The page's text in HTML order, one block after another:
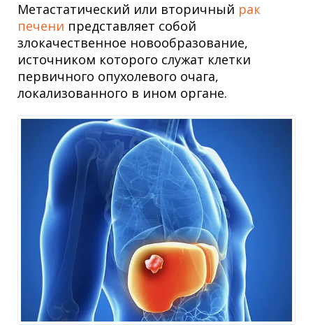
Метастатический или вторичный рак
печени представляет собой
злокачественное новообразование,
источником которого служат клетки
первичного опухолевого очага,
локализованного в ином органе.